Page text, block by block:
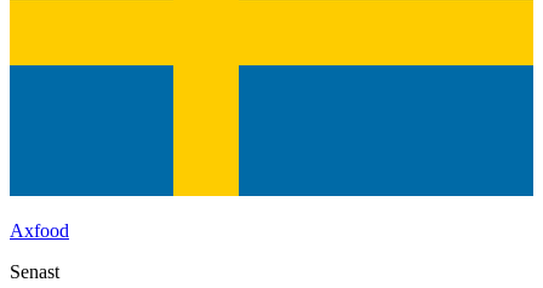
Axfood
Senast